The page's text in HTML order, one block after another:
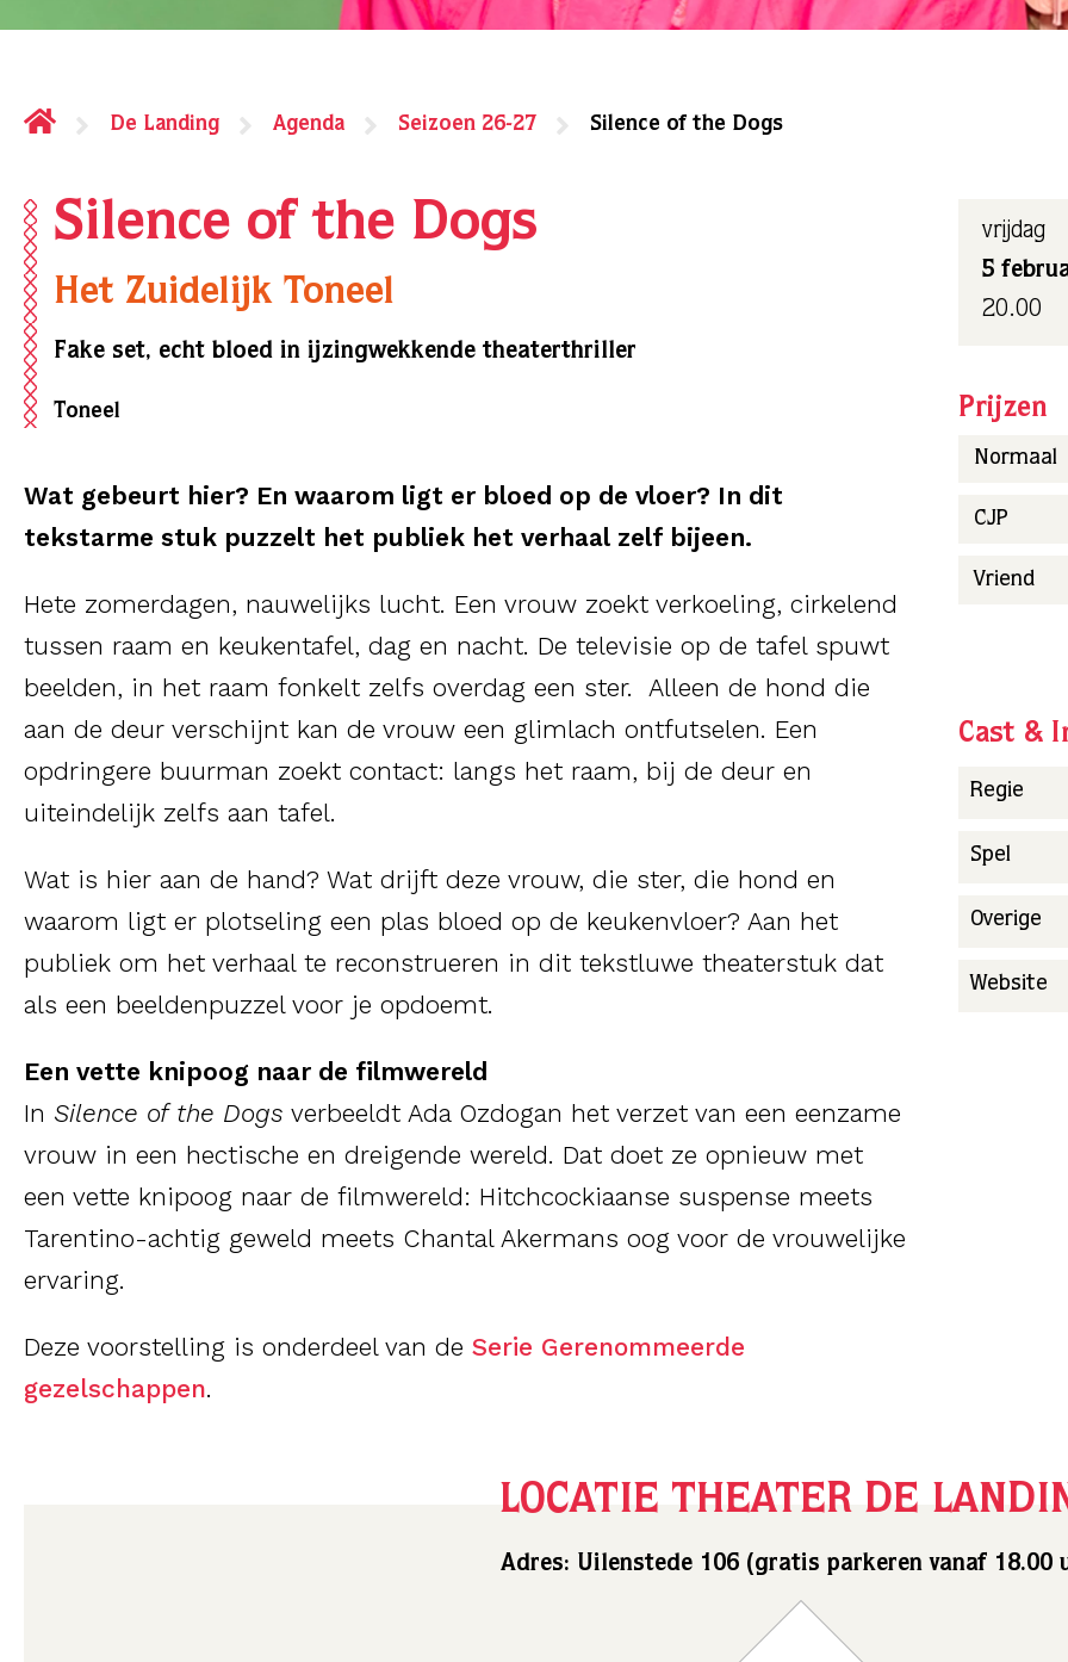
De Landing Agenda Seizoen 26-27 Silence of the Dogs
Silence of the Dogs
Het Zuidelijk Toneel
Fake set, echt bloed in ijzingwekkende theaterthriller
Toneel
Wat gebeurt hier? En waarom ligt er bloed op de vloer? In dit
tekstarme stuk puzzelt het publiek het verhaal zelf bijeen.
Hete zomerdagen, nauwelijks lucht. Een vrouw zoekt verkoeling, cirkelend
tussen raam en keukentafel, dag en nacht. De televisie op de tafel spuwt
beelden, in het raam fonkelt zelfs overdag een ster. Alleen de hond die
aan de deur verschijnt kan de vrouw een glimlach ontfutselen. Een
opdringere buurman zoekt contact: langs het raam, bij de deur en
uiteindelijk zelfs aan tafel.
Wat is hier aan de hand? Wat drijft deze vrouw, die ster, die hond en
waarom ligt er plotseling een plas bloed op de keukenvloer? Aan het
publiek om het verhaal te reconstrueren in dit tekstluwe theaterstuk dat
als een beeldenpuzzel voor je opdoemt.
Een vette knipoog naar de filmwereld
In Silence of the Dogs verbeeldt Ada Ozdogan het verzet van een eenzame
vrouw in een hectische en dreigende wereld. Dat doet ze opnieuw met
een vette knipoog naar de filmwereld: Hitchcockiaanse suspense meets
Tarentino-achtig geweld meets Chantal Akermans oog voor de vrouwelijke
ervaring.
Deze voorstelling is onderdeel van de Serie Gerenommeerde
gezelschappen.
vrijdag
5
20.00
Prijzen
Normaal
CJP
Vriend
Cast &
Regie
Spel
Overige
Website
LOCATIE THEATER DE
Adres: Uilenstede 106 (gratis parkeren vanaf 18.00